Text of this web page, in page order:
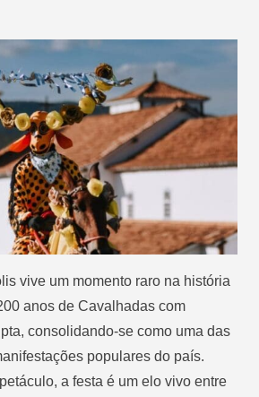
vive um momento raro na história
anos de Cavalhadas com
consolidando-se como uma das
populares do país.
a festa é um elo vivo entre